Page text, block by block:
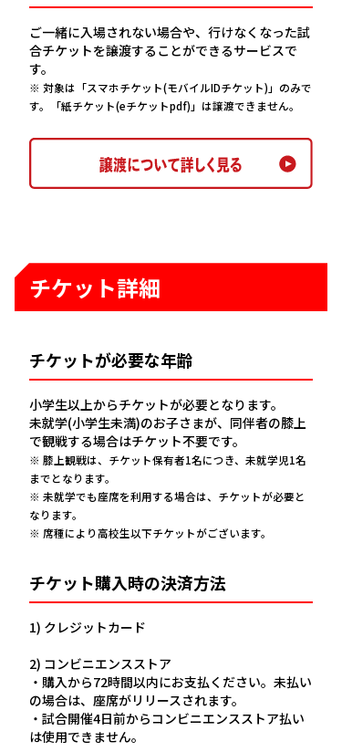
ご一緒に入場されない場合や、行けなくなった試
合チケットを譲渡することができるサービスで
す。
※ 対象は「スマホチケット(モバイルIDチケット)」のみで
す。「紙チケット(eチケットpdf)」は譲渡できません。
チケット詳細
チケットが必要な年齢
小学生以上からチケットが必要となります。
未就学(小学生未満)のお子さまが、同伴者の膝上
で観戦する場合はチケット不要です。
※ 膝上観戦は、チケット保有者1名につき、未就学児1名
までとなります。
※ 未就学でも座席を利用する場合は、チケットが必要と
なります。
※ 席種により高校生以下チケットがございます。
チケット購入時の決済方法
1) クレジットカード
2) コンビニエンスストア
・購入から72時間以内にお支払ください。未払い
の場合は、座席がリリースされます。
・試合開催4日前からコンビニエンスストア払い
は使用できません。